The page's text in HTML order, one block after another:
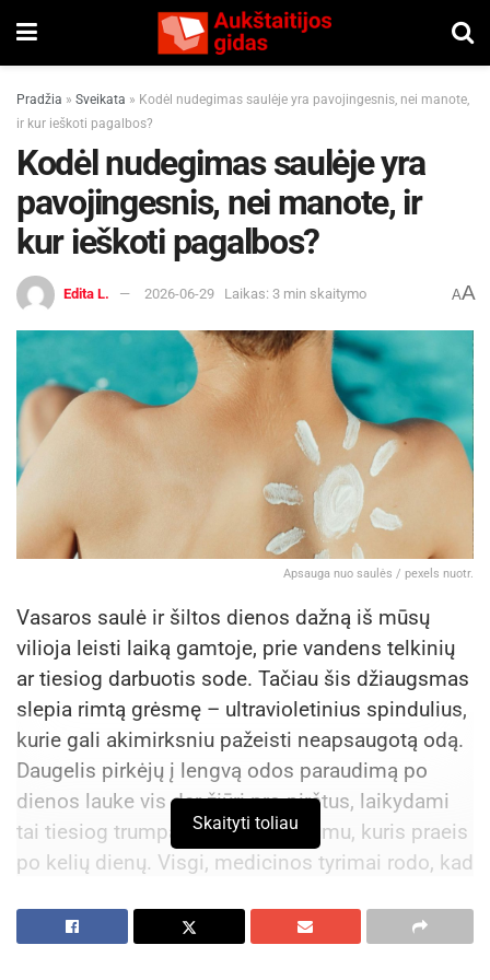
Pradžia » Sveikata » Kodėl nudegimas saulėje yra pavojingesnis, nei manote,
ir kur ieškoti pagalbos?
Kodėl nudegimas saulėje yra
pavojingesnis, nei manote, ir
kur ieškoti pagalbos?
Edita L. 2026-06-29 Laikas: 3 min skaitymo AA
Apsauga nuo saulės / pexels nuotr.
Vasaros saulė ir šiltos dienos dažną iš mūsų
vilioja leisti laiką gamtoje, prie vandens telkinių
ar tiesiog darbuotis sode. Tačiau šis džiaugsmas
slepia rimtą grėsmę – ultravioletinius spindulius,
kurie gali akimirksniu pažeisti neapsaugotą odą.
Daugelis pirkėjų į lengvą odos paraudimą po
dienos lauke vis dar žiūri pro pirštus, laikydami
tai tiesiog trumpalaikiu nepatogumu, kuris praeis
po kelių dienų. Visgi, medicinos tyrimai rodo, kad
palieka gilų pėdsaką organizme. Norint išvengti
Skaityti toliau